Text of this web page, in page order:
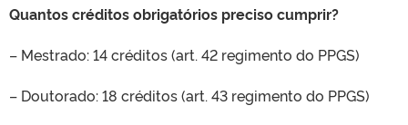
Quantos créditos obrigatórios preciso cumprir?
– Mestrado: 14 créditos (art. 42 regimento do PPGS)
– Doutorado: 18 créditos (art. 43 regimento do PPGS)